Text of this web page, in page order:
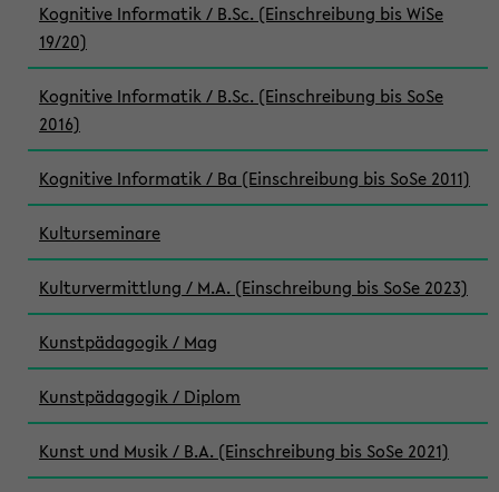
Kognitive Informatik / B.Sc. (Einschreibung bis WiSe
19/20)
Kognitive Informatik / B.Sc. (Einschreibung bis SoSe
2016)
Kognitive Informatik / Ba (Einschreibung bis SoSe 2011)
Kulturseminare
Kulturvermittlung / M.A. (Einschreibung bis SoSe 2023)
Kunstpädagogik / Mag
Kunstpädagogik / Diplom
Kunst und Musik / B.A. (Einschreibung bis SoSe 2021)